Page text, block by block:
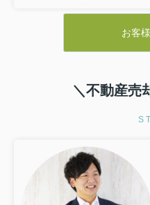
ルスをしておらず、良い点
正直に話してくださり、好
〇感じたこと、良かった点
定期的に建築の様子を連絡い
さりとても助かりました。本
がとうございました。
お客
＼不動産売